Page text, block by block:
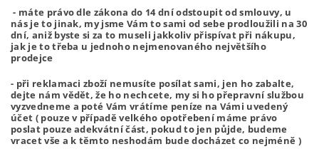
- máte právo dle zákona do 14 dní odstoupit od smlouvy, u
nás je to jinak, my jsme Vám to sami od sebe prodloužili na 30
dní, aniž byste si za to museli jakkoliv přispívat při nákupu,
jak je to třeba u jednoho nejmenovaného největšího
prodejce
- při reklamaci zboží nemusíte posílat sami, jen ho zabalte,
dejte nám vědět, že ho nechcete, my si ho přepravní službou
vyzvedneme a poté Vám vrátíme peníze na Vámi uvedený
účet ( pouze v případě velkého opotřebení máme právo
poslat pouze adekvátní část, pokud to jen půjde, budeme
vracet vše a k těmto neshodám bude docházet co nejméně )